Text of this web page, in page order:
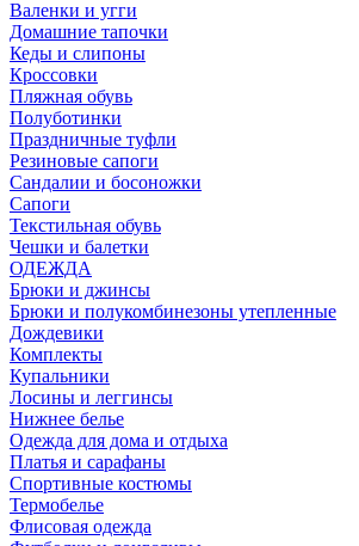
Валенки и угги
Домашние тапочки
Кеды и слипоны
Кроссовки
Пляжная обувь
Полуботинки
Праздничные туфли
Резиновые сапоги
Сандалии и босоножки
Сапоги
Текстильная обувь
Чешки и балетки
ОДЕЖДА
Брюки и джинсы
Брюки и полукомбинезоны утепленные
Дождевики
Комплекты
Купальники
Лосины и леггинсы
Нижнее белье
Одежда для дома и отдыха
Платья и сарафаны
Спортивные костюмы
Термобелье
Флисовая одежда